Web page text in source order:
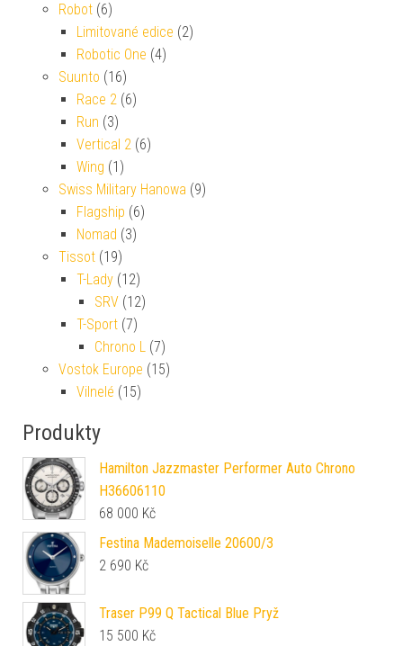
Robot (6)
Limitované edice (2)
Robotic One (4)
Suunto (16)
Race 2 (6)
Run (3)
Vertical 2 (6)
Wing (1)
Swiss Military Hanowa (9)
Flagship (6)
Nomad (3)
Tissot (19)
T-Lady (12)
SRV (12)
T-Sport (7)
Chrono L (7)
Vostok Europe (15)
Vilnelé (15)
Produkty
Hamilton Jazzmaster Performer Auto Chrono
H36606110
68 000 Kč
Festina Mademoiselle 20600/3
2 690 Kč
Traser P99 Q Tactical Blue Pryž
15 500 Kč